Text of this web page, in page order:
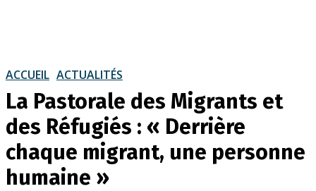
ACCUEIL ACTUALITÉS
La Pastorale des Migrants et
des Réfugiés : « Derrière
chaque migrant, une personne
humaine »